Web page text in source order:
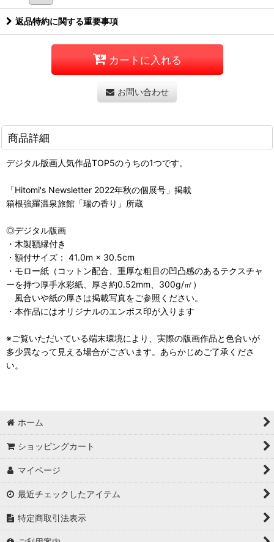
返品特約に関する重要事項
カートに入れる
お問い合わせ
商品詳細
デジタル版画人気作品TOP5のうちの1つです。
「Hitomi's Newsletter 2022年秋の個展号」掲載
箱根強羅温泉旅館「瑞の香り」所蔵
◎デジタル版画
・木製額縁付き
・額付サイズ： 41.0m × 30.5cm
・モロー紙（コットン配合、重厚な粗目の凹凸感のあるテクスチャ
ーを持つ厚手水彩紙、厚さ約0.52mm、300g/㎡）
風合いや紙の厚さは掲載写真をご参照ください。
・本作品にはオリジナルのエンボス印が入ります
※ご覧いただいている端末環境により、実際の版画作品と色合いが
多少異なって見える場合がございます。あらかじめご了承くださ
い。
ホーム
ショッピングカート
マイページ
最近チェックしたアイテム
特定商取引法表示